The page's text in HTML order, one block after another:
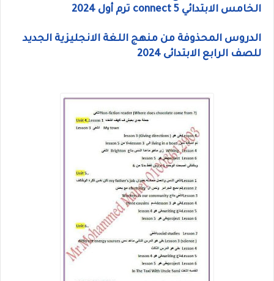
الخامس الابتدائي connect 5 ترم أول 2024
الدروس المحذوفة من منهج اللغة الانجليزية الجديد
للصف الرابع الابتدائى 2024